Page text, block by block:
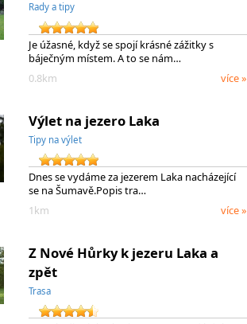
Rady a tipy
Je úžasné, když se spojí krásné zážitky s
báječným místem. A to se nám…
0.8km
více »
Výlet na jezero Laka
Tipy na výlet
Dnes se vydáme za jezerem Laka nacházející
se na Šumavě.Popis tra…
1km
více »
Z Nové Hůrky k jezeru Laka a
zpět
Trasa